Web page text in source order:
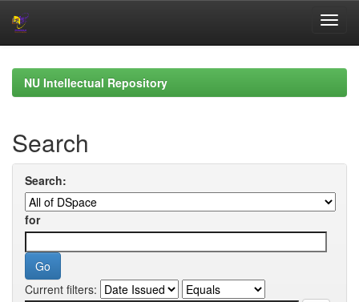
navigationNU Intellectual Repository
Search
Search:
for
Current filters: